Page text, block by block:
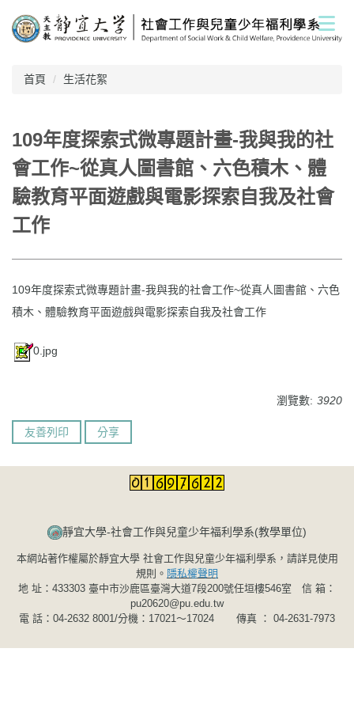
到
主
首頁 生活花絮
109年度探索式微專題計畫-我與我的社
會工作~從真人圖書館、六色積木、體
驗教育平面遊戲與電影探索自我及社會
工作
109年度探索式微專題計畫-我與我的社會工作~從真人圖書館、六色
積木、體驗教育平面遊戲與電影探索自我及社會工作
0.jpg
瀏覽數: 3920
友善列印 分享
靜宜大學-社會工作與兒童少年福利學系(教學單位)​​​​​
本網站著作權屬於靜宜大學 社會工作與兒童少年福利學系，請詳見使用
規則。 隱私權聲明
地 址：433303 臺中市沙鹿區臺灣大道7段200號任垣樓546室 信 箱：
pu20620@pu.edu.tw
電 話：04-2632 8001/分機：17021～17024 傳真 ： 04-2631-7973